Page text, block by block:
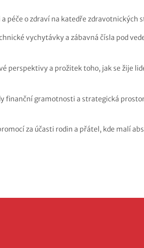
péče o zdraví na katedře zdravotnických
vychytávky a zábavná čísla pod
perspektivy a prožitek toho, jak se žije
finanční gramotnosti a strategická
za účasti rodin a přátel, kde malí